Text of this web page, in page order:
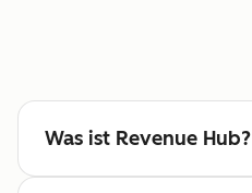
Was ist Revenue Hub?